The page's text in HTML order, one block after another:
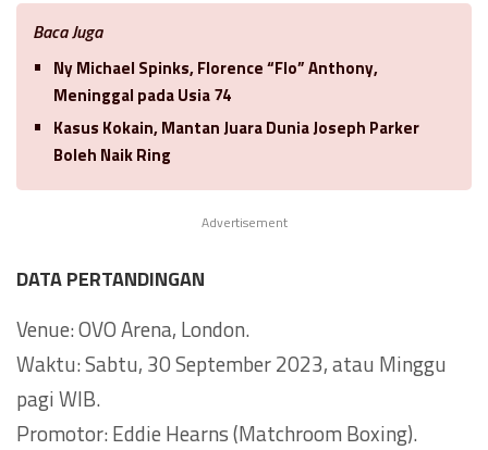
Baca Juga
Ny Michael Spinks, Florence “Flo” Anthony,
Meninggal pada Usia 74
Kasus Kokain, Mantan Juara Dunia Joseph Parker
Boleh Naik Ring
Advertisement
DATA PERTANDINGAN
Venue: OVO Arena, London.
Waktu: Sabtu, 30 September 2023, atau Minggu
pagi WIB.
Promotor: Eddie Hearns (Matchroom Boxing).